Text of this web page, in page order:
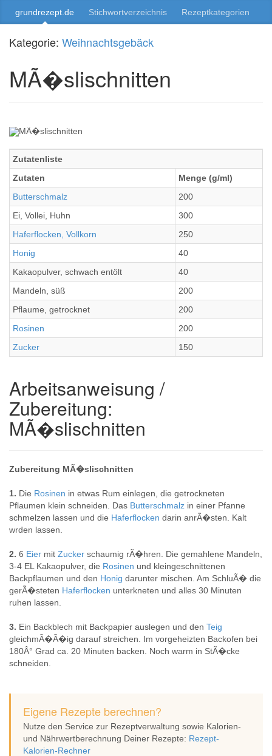
grundrezept.de Stichwortverzeichnis Rezeptkategorien
Kategorie: Weihnachtsgebäck
MÃ�slischnitten
Zutatenliste
Zutaten
Menge (g/ml)
Butterschmalz
200
Ei, Vollei, Huhn
300
Haferflocken, Vollkorn
250
Honig
40
Kakaopulver, schwach entölt
40
Mandeln, süß
200
Pflaume, getrocknet
200
Rosinen
200
Zucker
150
Arbeitsanweisung /
Zubereitung:
MÃ�slischnitten
Zubereitung MÃ�slischnitten
1. Die Rosinen in etwas Rum einlegen, die getrockneten
Pflaumen klein schneiden. Das Butterschmalz in einer Pfanne
schmelzen lassen und die Haferflocken darin anrÃ�sten. Kalt
wrden lassen.
2. 6 Eier mit Zucker schaumig rÃ�hren. Die gemahlene Mandeln,
3-4 EL Kakaopulver, die Rosinen und kleingeschnittenen
Backpflaumen und den Honig darunter mischen. Am SchluÃ� die
gerÃ�steten Haferflocken unterkneten und alles 30 Minuten
ruhen lassen.
3. Ein Backblech mit Backpapier auslegen und den Teig
gleichmÃ�Ã�ig darauf streichen. Im vorgeheizten Backofen bei
180Â° Grad ca. 20 Minuten backen. Noch warm in StÃ�cke
schneiden.
Eigene Rezepte berechnen?
Nutze den Service zur Rezeptverwaltung sowie Kalorien-
und Nährwertberechnung Deiner Rezepte: Rezept-
Kalorien-Rechner